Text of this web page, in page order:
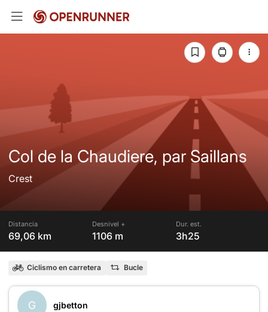
Col de la Chaudiere, par Saillans
Crest
Distancia
69,06 km
Desnivel +
1106 m
Dur. est.
3h25
Ciclismo en carretera Bucle
G gjbetton